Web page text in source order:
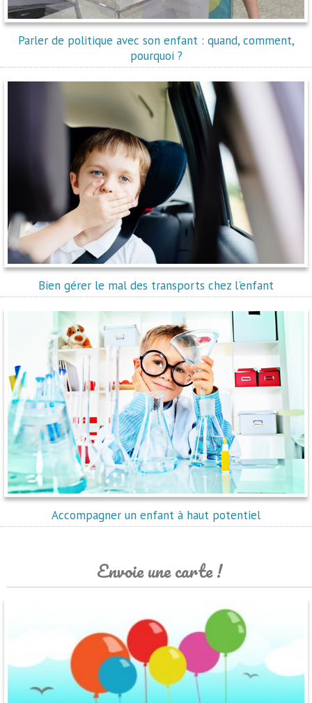
Parler de politique avec son enfant : quand, comment,
pourquoi ?
Bien gérer le mal des transports chez l'enfant
Accompagner un enfant à haut potentiel
Envoie une carte !